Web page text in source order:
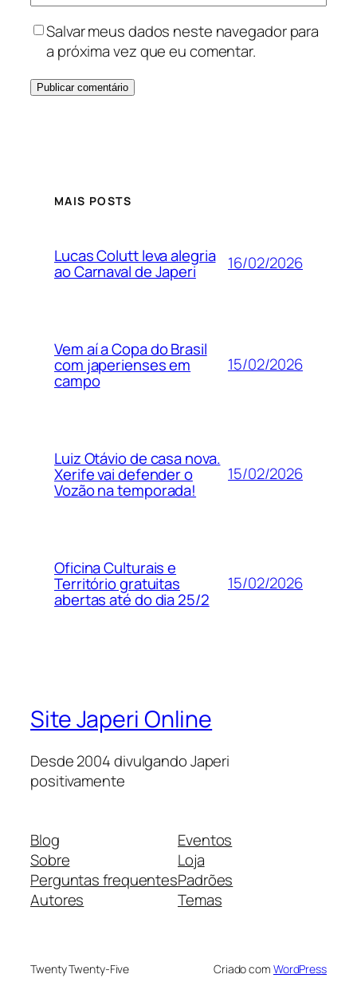
Salvar meus dados neste navegador para
a próxima vez que eu comentar.
MAIS POSTS
Lucas Colutt leva alegria
ao Carnaval de Japeri 16/02/2026
Vem aí a Copa do Brasil
com japerienses em
campo
15/02/2026
Luiz Otávio de casa nova.
Xerife vai defender o
Vozão na temporada!
15/02/2026
Oficina Culturais e
Território gratuitas
abertas até do dia 25/2
15/02/2026
Site Japeri Online
Desde 2004 divulgando Japeri
positivamente
Blog
Sobre
Perguntas frequentes
Autores
Eventos
Loja
Padrões
Temas
Twenty Twenty-Five Criado com WordPress